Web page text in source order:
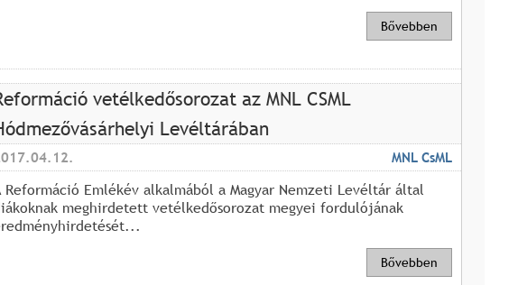
Bővebben
vetélkedősorozat az MNL CSML
Levéltárában
MNL CsML
Reformáció Emlékév alkalmából a Magyar Nemzeti Levéltár által
meghirdetett vetélkedősorozat megyei fordulójának
Bővebben